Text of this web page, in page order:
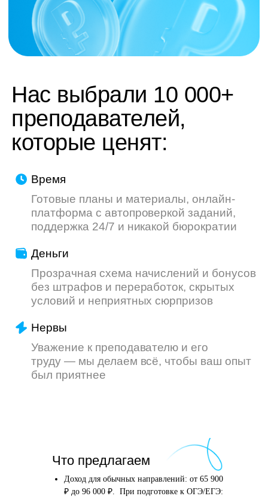
труду — мы делаем всё, чтобы ваш опыт
был приятнее
Что предлагаем
Доход для обычных направлений: от 65 900
₽ до 96 000 ₽. При подготовке к ОГЭ/ЕГЭ:
после того, как вы
оставите заявку